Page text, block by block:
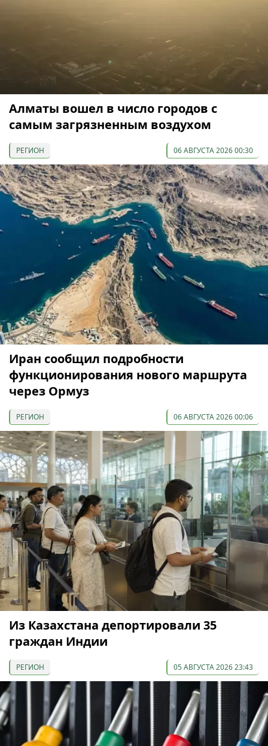
Алматы вошел в число городов с
самым загрязненным воздухом
РЕГИОН 06 АВГУСТА 2026 00:30
Иран сообщил подробности
функционирования нового маршрута
через Ормуз
РЕГИОН 06 АВГУСТА 2026 00:06
Из Казахстана депортировали 35
граждан Индии
РЕГИОН 05 АВГУСТА 2026 23:43